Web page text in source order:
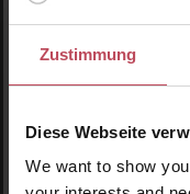
Zustimmung
Diese Webseite
We want to show